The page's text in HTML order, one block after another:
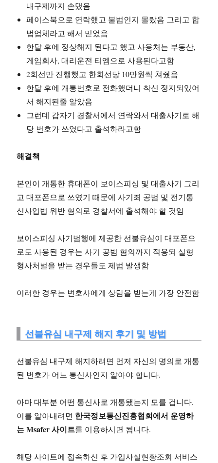
내구제까지 손댔음
페이스북으로 연락했고 불법인지 몰랐음 그리고 합
법업체라고 해서 믿었음
한달 후에 정상해지 된다고 했고 사용처는 부동산,
게임회사, 대리운전 티엠으로 사용된다고함
2회선만 진행했고 한회선당 10만원씩 쳐줬음
한달 후에 개통번호로 전화했더니 착신 정지되있어
서 해지된줄 알았음
그런데 갑자기 경찰서에서 연락와서 대출사기로 해
당 번호가 쓰였다고 출석하라고함
해결책
본인이 개통한 휴대폰이 보이스피싱 및 대출사기 그리
고 대포폰으로 쓰였기 때문에 사기죄 공범 및 전기통
신사업법 위반 혐의로 경찰서에 출석해야 할 것임
보이스피싱 사기범행에 제공한 선불유심이 대포폰으
로도 사용된 경우는 사기 공범 혐의까지 적용되 실형
형사처벌을 받는 경우들도 제법 발생함
이러한 경우는 변호사에게 상담을 받는게 가장 안전함
선불유심 내구제 해지 후기 및 방법
선불유심 내구제 해지하려면 먼저 자신의 명의로 개통
된 번호가 어느 통신사인지 알아야 합니다.
아마 대부분 어떤 통신사로 개통됐는지 모를 겁니다.
이를 알아내려면 한국정보통신진흥협회에서 운영하
는 Msafer 사이트를 이용하시면 됩니다.
해당 사이트에 접속하신 후 가입사실현황조회 서비스